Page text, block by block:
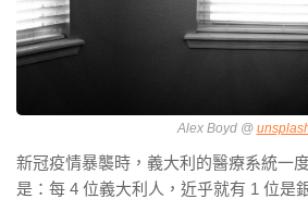
Alex Boyd @
新冠疫情暴襲時，義大利的醫療系統一
是：每 4 位義大利人，近乎就有 1 位是